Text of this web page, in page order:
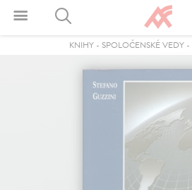
KNIHY - SPOLOČENSKÉ VEDY -